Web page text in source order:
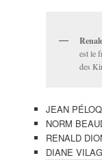
est le
des
JEAN
NORM
RENALD
DIANE